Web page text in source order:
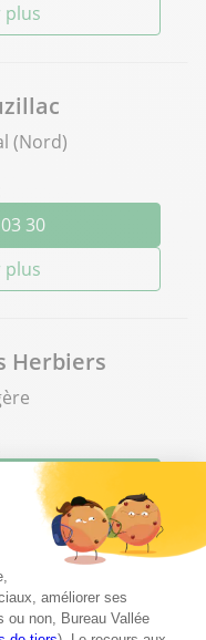
plus
(Nord)
30
plus
Herbiers
42 34
de Bretagne